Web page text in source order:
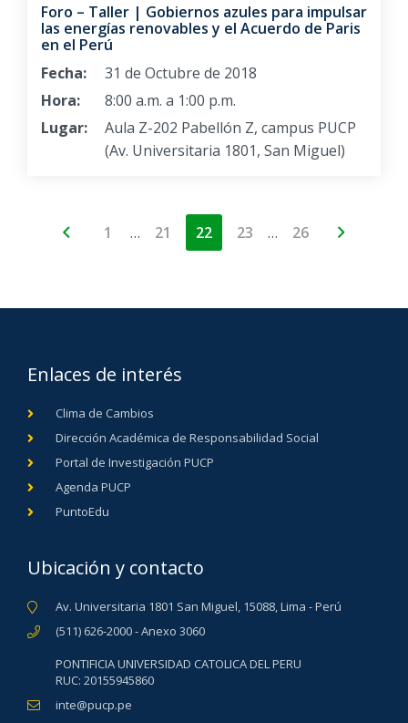
Foro – Taller | Gobiernos azules para impulsar
las energías renovables y el Acuerdo de Paris
en el Perú
Fecha:
31 de Octubre de 2018
Hora:
8:00 a.m. a 1:00 p.m.
Lugar:
Aula Z-202 Pabellón Z, campus PUCP
(Av. Universitaria 1801, San Miguel)
1 … 21 22 23 … 26
Enlaces de interés
Clima de Cambios
Dirección Académica de Responsabilidad Social
Portal de Investigación PUCP
Agenda PUCP
PuntoEdu
Ubicación y contacto
Av. Universitaria 1801 San Miguel, 15088, Lima - Perú
(511) 626-2000 - Anexo 3060
PONTIFICIA UNIVERSIDAD CATOLICA DEL PERU
RUC: 20155945860
inte@pucp.pe